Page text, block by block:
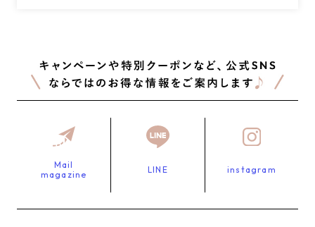
Mail
magazine
LINE instagram